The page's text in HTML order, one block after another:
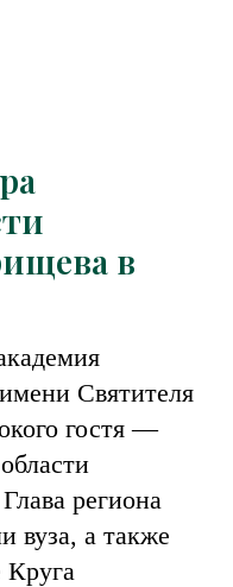
в
Святителя
гостя —
региона
вуза, а также
Круга